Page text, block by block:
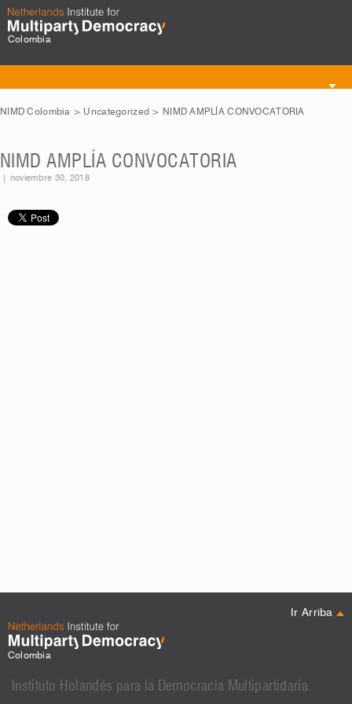
Colombia
Toggle
navigation
NIMD Colombia > Uncategorized > NIMD AMPLÍA CONVOCATORIA
NIMD AMPLÍA CONVOCATORIA
noviembre 30, 2018
Ir Arriba
Colombia
Instituto Holandés para la Democracia Multipartidaria